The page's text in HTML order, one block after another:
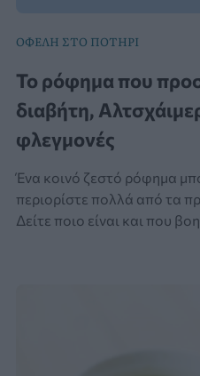
ΟΦΕΛΗ ΣΤΟ ΠΟΤΗΡΙ
Το ρόφημα που
διαβήτη,
φλεγμονές
Ένα κοινό ζεστό ρόφημα
περιορίστε πολλά από τα
Δείτε ποιο είναι και που